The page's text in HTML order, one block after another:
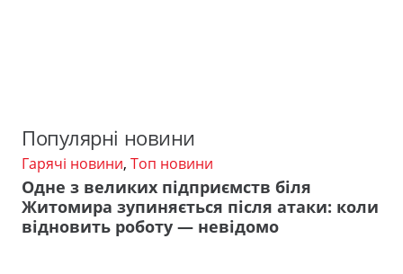
Популярні новини
Гарячі новини, Топ новини
Одне з великих підприємств біля
Житомира зупиняється після атаки: коли
відновить роботу — невідомо